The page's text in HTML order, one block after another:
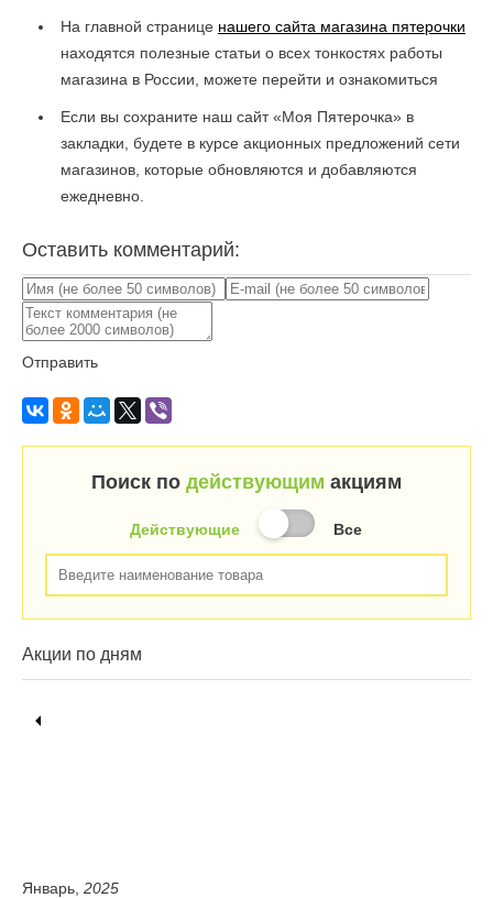
На главной странице нашего сайта магазина пятерочки
находятся полезные статьи о всех тонкостях работы
магазина в России, можете перейти и ознакомиться
Если вы сохраните наш сайт «Моя Пятерочка» в
закладки, будете в курсе акционных предложений сети
магазинов, которые обновляются и добавляются
ежедневно.
Оставить комментарий:
Отправить
Поиск по действующим акциям
Действующие Все
Акции по дням
Январь, 2025